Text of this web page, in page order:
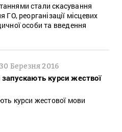
стали скасування
ГО, реорганізації місцевих
особи та введення
30 Березня 2016
запускають курси жествої
курси жестової мови